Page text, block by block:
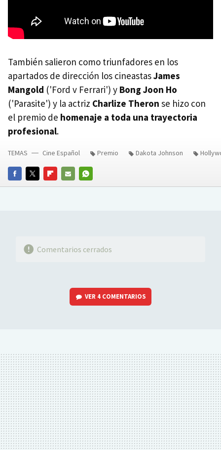
También salieron como triunfadores en los
apartados de dirección los cineastasJames
Mangold ('Ford v Ferrari') y Bong Joon Ho
('Parasite') y la actriz Charlize Theron se hizo con
el premio de homenaje a toda una trayectoria
profesional.
FACEBOOKTWITTERFLIPBOARD
E-
WHATSAPP
TEMAS Cine Español Premio Dakota Johnson
Comentarios cerrados
VER 4 COMENTARIOS